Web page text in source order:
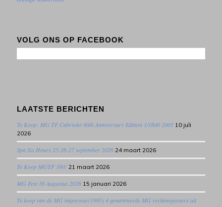
VOLG ONS OP FACEBOOK
LAATSTE BERICHTEN
Te Koop: MG TF Cabriolet 80th Anniversary Edition 1/1600 2005 10 juli
2026
Spa Six Hours 25-26-27 september 2026 24 maart 2026
Te Koop MGTF 160! 21 maart 2026
MG Fest 16 Augustus 2026 15 januari 2026
Te koop van de MG importeur(1995) 4 genummerde MG reclameposters uit